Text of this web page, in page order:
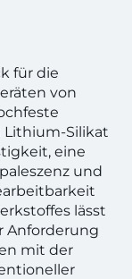
für die
von
Lithium-Silikat
eine
und
lässt
Anforderung
mit der